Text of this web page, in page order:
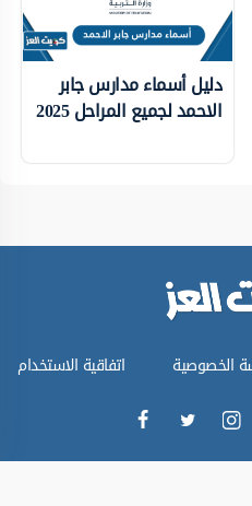
دليل أسماء مدارس جابر
الاحمد لجميع المراحل 2025
الخصوصية اتفاقية الاستخدام